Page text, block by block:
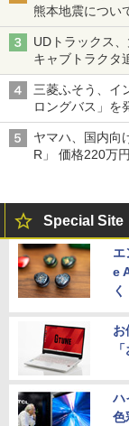
熊本地震につい
UDトラックス
キャブトラクタ
三菱ふそう、イ
ロングバス」を
バス
ヤマハ、国内向
R」 価格220万円
Special Site
エ
e
く
お
ハ
色